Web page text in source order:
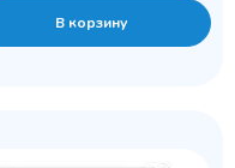
В корзину